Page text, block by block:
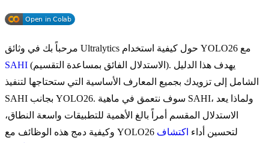
مرحباً بك في وثائق Ultralytics حول كيفية استخدام YOLO26 مع
SAHI (الاستدلال الفائق بمساعدة التقسيم). يهدف هذا الدليل
الشامل إلى تزويدك بجميع المعارف الأساسية التي ستحتاجها لتنفيذ
SAHI بجانب YOLO26. سوف نتعمق في ماهية SAHI، ولماذا يعد
الاستدلال المقسم أمراً بالغ الأهمية للتطبيقات واسعة النطاق،
وكيفية دمج هذه الوظائف مع YOLO26 لتحسين أداء اكتشاف